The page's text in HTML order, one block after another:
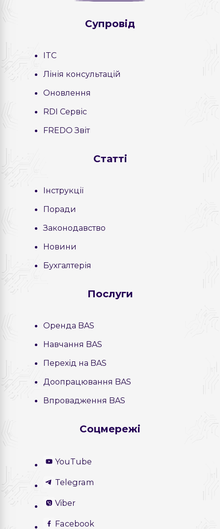
Cупровід
ITC
Лінія консультацій
Оновлення
RDI Сервіс
FREDO Звіт
Статті
Інструкції
Поради
Законодавство
Новини
Бухгалтерія
Послуги
Оренда BAS
Навчання BAS
Перехід на BAS
Доопрацювання BAS
Впровадження BAS
Соцмережі
YouTube
Telegram
Viber
Facebook